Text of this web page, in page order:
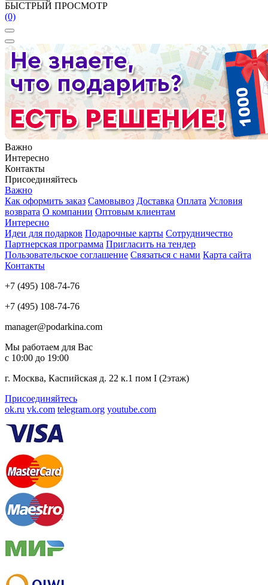
БЫСТРЫЙ ПРОСМОТР
(0)
Важно
Интересно
Контакты
Присоединяйтесь
Важно
Как оформить заказ Самовывоз Доставка Оплата Условия
возврата О компании Оптовым клиентам
Интересно
Идеи для подарков Подарочные карты Сотрудничество
Партнерская программа Пригласить на тендер
Пользовательское соглашение Связаться с нами Карта сайта
Контакты
+7 (495) 108-74-76
+7 (495) 108-74-76
manager@podarkina.com
Мы работаем для Вас
с 10:00 до 19:00
г. Москва, Каспийская д. 22 к.1 пом I (2этаж)
Присоединяйтесь
ok.ru vk.com telegram.org youtube.com